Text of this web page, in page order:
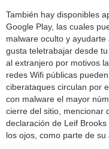
También hay disponibles
Google Play, las cuales
malware oculto y
gusta teletrabajar desde
al extranjero por motivos
redes Wifi públicas
ciberataques circulan por
con malware el mayor
cierre del sitio, mencionar
declaración de Leif
los ojos, como parte de su